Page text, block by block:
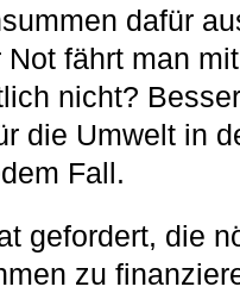
dafür
fährt man
nicht?
die Umwelt in
Fall.
gefordert, die
zu